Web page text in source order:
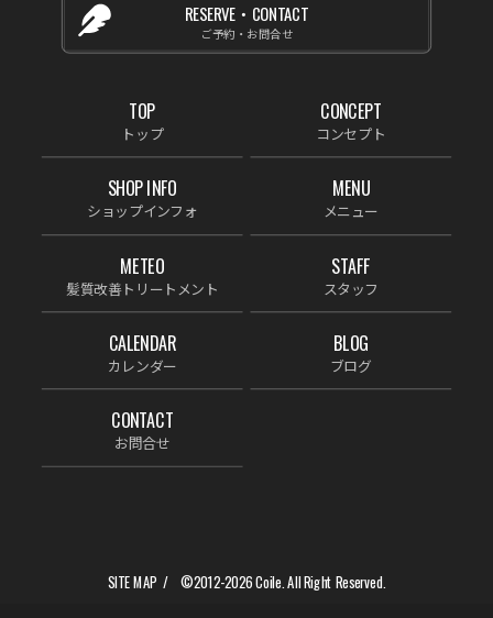
RESERVE・CONTACT
ご予約・お問合せ
TOP
トップ
CONCEPT
コンセプト
SHOP INFO
ショップインフォ
MENU
メニュー
METEO
髪質改善トリートメント
STAFF
スタッフ
CALENDAR
カレンダー
BLOG
ブログ
CONTACT
お問合せ
SITE MAP ©2012-2026Coile. All Right Reserved.